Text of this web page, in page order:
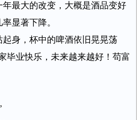
最大的改变，大概是酒品变好
显著下降。
身，杯中的啤酒依旧晃晃荡
毕业快乐，未来越来越好！苟富